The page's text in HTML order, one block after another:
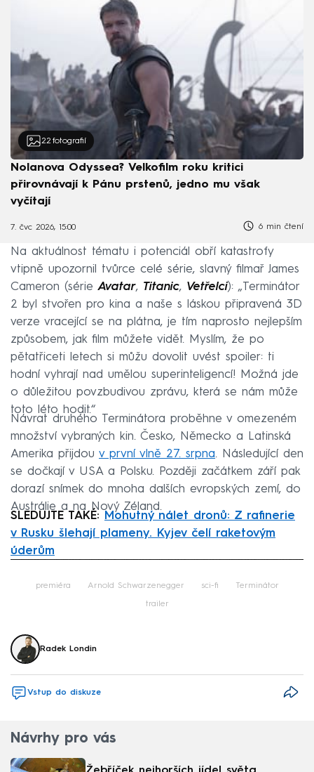
22 fotografií
Nolanova Odyssea? Velkofilm roku kritici
přirovnávají k Pánu prstenů, jedno mu však
vyčítají
7. čvc 2026, 15:00 6 min čtení
Na aktuálnost tématu i potenciál obří katastrofy
vtipně upozornil tvůrce celé série, slavný filmař James
Cameron (sérieAvatar, Titanic, Vetřelci): „Terminátor
2 byl stvořen pro kina a naše s láskou připravená 3D
verze vracející se na plátna, je tím naprosto nejlepším
způsobem, jak film můžete vidět. Myslím, že po
pětatřiceti letech si můžu dovolit uvést spoiler: ti
hodní vyhrají nad umělou superinteligencí! Možná jde
o důležitou povzbudivou zprávu, která se nám může
toto léto hodit.“
Návrat druhého Terminátora proběhne v omezeném
množství vybraných kin. Česko, Německo a Latinská
Amerika přijdou v první vlně 27. srpna. Následující den
se dočkají v USA a Polsku. Později začátkem září pak
dorazí snímek do mnoha dalších evropských zemí, do
Austrálie a na Nový Zéland.
SLEDUJTE TAKÉ:
Mohutný nálet dronů: Z rafinerie
v Rusku šlehají plameny. Kyjev čelí raketovým
úderům
premiéra Arnold Schwarzenegger sci-fi Terminátor
trailer
Radek Londin
Vstup do diskuze
Návrhy pro vás